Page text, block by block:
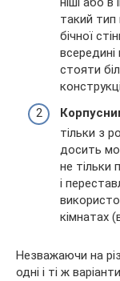
такий тип
бічної
всередині
стояти
тільки з
досить
не тільки
і
кімнатах
Незважаючи на
одні і ті ж